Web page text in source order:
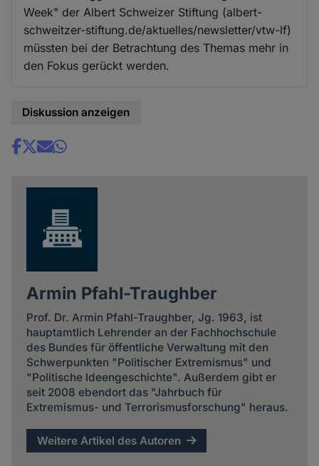
Week" der Albert Schweizer Stiftung (albert-
schweitzer-stiftung.de/aktuelles/newsletter/vtw-lf)
müssten bei der Betrachtung des Themas mehr in
den Fokus gerückt werden.
Diskussion anzeigen
Share
Armin Pfahl-Traughber
Prof. Dr. Armin Pfahl-Traughber, Jg. 1963, ist
hauptamtlich Lehrender an der Fachhochschule
des Bundes für öffentliche Verwaltung mit den
Schwerpunkten "Politischer Extremismus" und
"Politische Ideengeschichte". Außerdem gibt er
seit 2008 ebendort das "Jahrbuch für
Extremismus- und Terrorismusforschung" heraus.
Weitere Artikel des Autoren